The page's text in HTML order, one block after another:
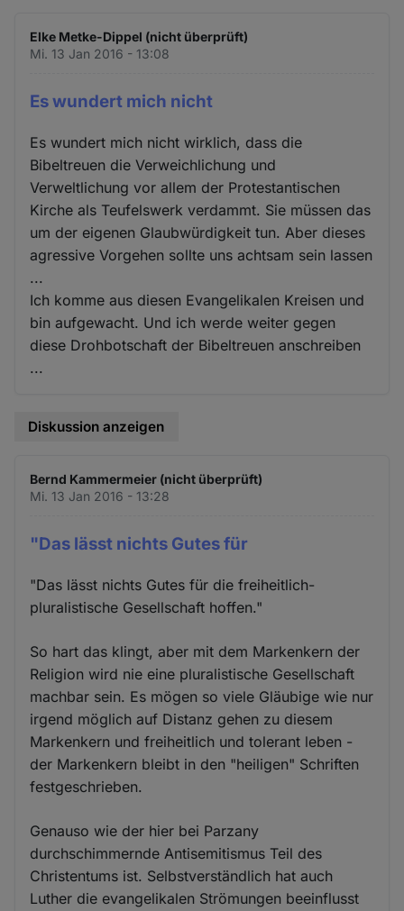
Elke Metke-Dippel (nicht überprüft)
Mi. 13 Jan 2016 - 13:08
Es wundert mich nicht
Es wundert mich nicht wirklich, dass die
Bibeltreuen die Verweichlichung und
Verweltlichung vor allem der Protestantischen
Kirche als Teufelswerk verdammt. Sie müssen das
um der eigenen Glaubwürdigkeit tun. Aber dieses
agressive Vorgehen sollte uns achtsam sein lassen
...
Ich komme aus diesen Evangelikalen Kreisen und
bin aufgewacht. Und ich werde weiter gegen
diese Drohbotschaft der Bibeltreuen anschreiben
...
Diskussion anzeigen
Bernd Kammermeier (nicht überprüft)
Mi. 13 Jan 2016 - 13:28
"Das lässt nichts Gutes für
"Das lässt nichts Gutes für die freiheitlich-
pluralistische Gesellschaft hoffen."
So hart das klingt, aber mit dem Markenkern der
Religion wird nie eine pluralistische Gesellschaft
machbar sein. Es mögen so viele Gläubige wie nur
irgend möglich auf Distanz gehen zu diesem
Markenkern und freiheitlich und tolerant leben -
der Markenkern bleibt in den "heiligen" Schriften
festgeschrieben.
Genauso wie der hier bei Parzany
durchschimmernde Antisemitismus Teil des
Christentums ist. Selbstverständlich hat auch
Luther die evangelikalen Strömungen beeinflusst